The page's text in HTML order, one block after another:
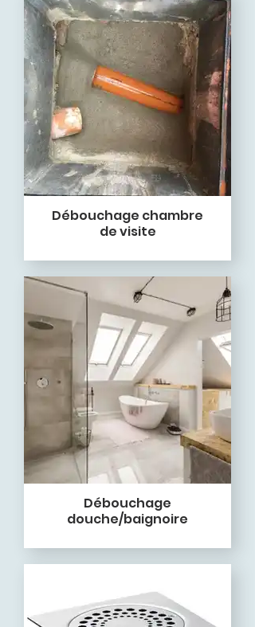
Débouchage chambre
de visite
Débouchage
douche/baignoire